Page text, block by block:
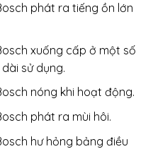
phát ra tiếng ồn lớn
xuống cấp ở một số
sử dụng.
nóng khi hoạt động.
phát ra mùi hôi.
hư hỏng bảng điều